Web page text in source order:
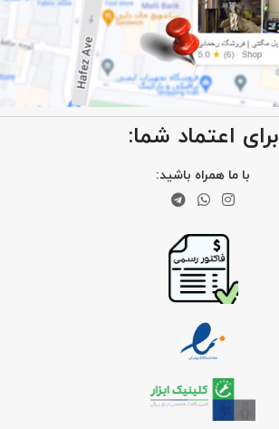
برای اعتماد شما:
با ما همراه باشید: